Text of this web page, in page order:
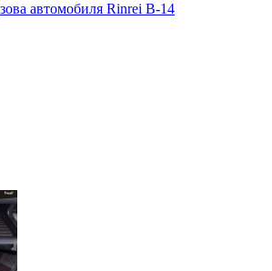
автомобиля Rinrei B-14